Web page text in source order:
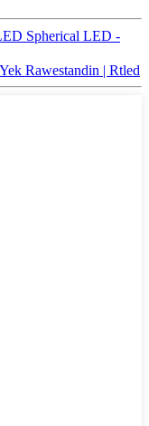
Spherical LED -
Rawestandin | Rtled